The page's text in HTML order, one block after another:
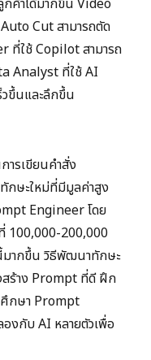
ค้าได้มากขึ้น Video
Cut สามารถตัด
ที่ใช้ Copilot สามารถ
Analyst ที่ใช้ AI
วขึ้นและลึกขึ้น
รเขียนคำสั่ง
กษะใหม่ที่มีมูลค่าสูง
Engineer โดย
100,000-200,000
มากขึ้น วิธีพัฒนาทักษะ
ร้าง Prompt ที่ดี ฝึก
กษา Prompt
งกับ AI หลายตัวเพื่อ